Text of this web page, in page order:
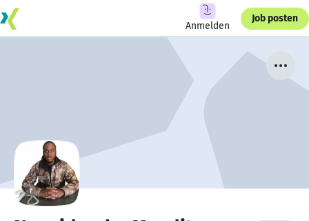
Anmelden
Job posten